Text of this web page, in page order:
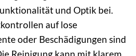
und Optik bei.
auf lose
oder Beschädigungen sind
Reinigung kann mit klarem